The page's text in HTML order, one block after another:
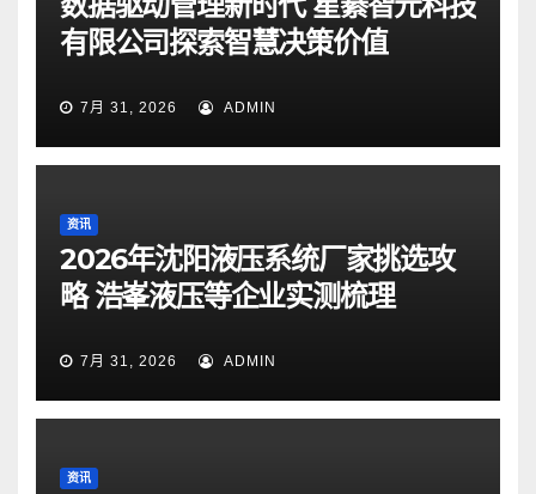
有限公司探索智慧决策价值
7月 31, 2026 ADMIN
资讯
2026年沈阳液压系统厂家挑选攻
略 浩峯液压等企业实测梳理
7月 31, 2026 ADMIN
资讯